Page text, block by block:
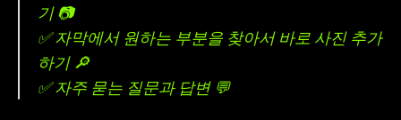
기 📷
✅ 자막에서 원하는 부분을 찾아서 바로 사진 추가
하기 🔎
✅ 자주 묻는 질문과 답변 💬